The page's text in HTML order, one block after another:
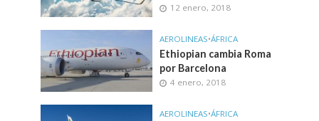
12 enero, 2018
AEROLINEAS•ÁFRICA
Ethiopian cambia Roma
por Barcelona
4 enero, 2018
AEROLINEAS•ÁFRICA